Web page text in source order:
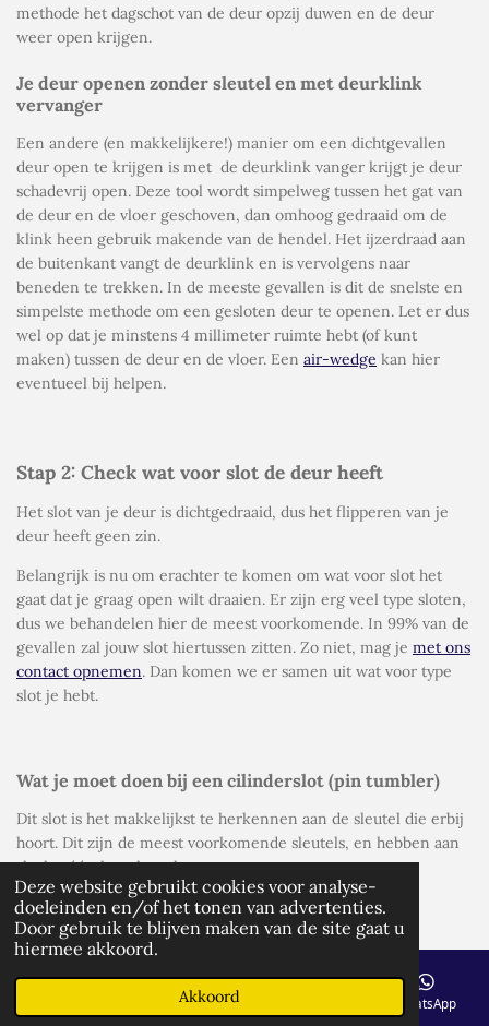
Deze website gebruikt cookies voor analyse-
doeleinden en/of het tonen van advertenties.
Door gebruik te blijven maken van de site gaat u
hiermee akkoord.
Akkoord
methode het dagschot van de deur opzij duwen en de deur
weer open krijgen.
Je deur openen zonder sleutel en met deurklink
vervanger
Een andere (en makkelijkere!) manier om een dichtgevallen
deur open te krijgen is met de deurklink vanger krijgt je deur
schadevrij open. Deze tool wordt simpelweg tussen het gat van
de deur en de vloer geschoven, dan omhoog gedraaid om de
klink heen gebruik makende van de hendel. Het ijzerdraad aan
de buitenkant vangt de deurklink en is vervolgens naar
beneden te trekken. In de meeste gevallen is dit de snelste en
simpelste methode om een gesloten deur te openen. Let er dus
wel op dat je minstens 4 millimeter ruimte hebt (of kunt
maken) tussen de deur en de vloer. Een air-wedge kan hier
eventueel bij helpen.
Stap 2: Check wat voor slot de deur heeft
Het slot van je deur is dichtgedraaid, dus het flipperen van je
deur heeft geen zin.
Belangrijk is nu om erachter te komen om wat voor slot het
gaat dat je graag open wilt draaien. Er zijn erg veel type sloten,
dus we behandelen hier de meest voorkomende. In 99% van de
gevallen zal jouw slot hiertussen zitten. Zo niet, mag je met ons
contact opnemen. Dan komen we er samen uit wat voor type
slot je hebt.
Wat je moet doen bij een cilinderslot (pin tumbler)
Dit slot is het makkelijkst te herkennen aan de sleutel die erbij
hoort. Dit zijn de meest voorkomende sleutels, en hebben aan
slechts één kant kartels.
NLBedrijfsvermelding.nl - Gratis uw bedr
Telefoonnummer WhatsApp